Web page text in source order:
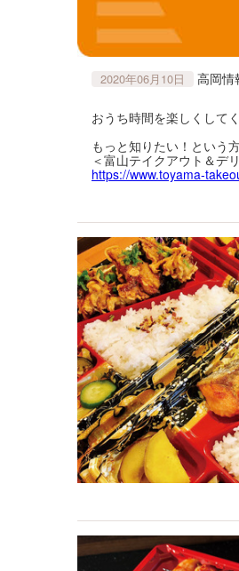
2020年06月10日 高岡情
おうち時間を楽しくして
もっと知りたい！という
＜富山テイクアウト＆デ
https://www.toyama-